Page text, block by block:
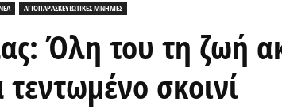
ΑΓΙΟΠΑΡΑΣΚΕΥΙΩΤΙΚΕΣ ΜΝΗΜΕΣ
Όλη του τη ζωή
τεντωμένο σκοινί